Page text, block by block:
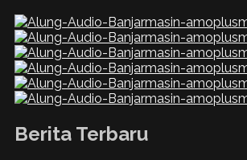
Berita Terbaru